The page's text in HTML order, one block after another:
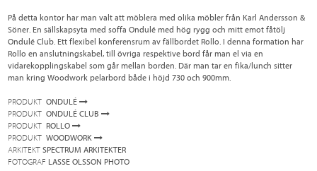
På detta kontor har man valt att möblera med olika möbler från Karl Andersson &
Söner. En sällskapsyta med soffa Ondulé med hög rygg och mitt emot fåtölj
Ondulé Club. Ett flexibel konferensrum av fällbordet Rollo. I denna formation har
Rollo en anslutningskabel, till övriga respektive bord får man el via en
vidarekopplingskabel som går mellan borden. Där man tar en fika/lunch sitter
man kring Woodwork pelarbord både i höjd 730 och 900mm.
PRODUKT ONDULÉ
PRODUKT ONDULÉ CLUB
PRODUKT ROLLO
PRODUKT WOODWORK
ARKITEKT SPECTRUM ARKITEKTER
FOTOGRAF LASSE OLSSON PHOTO